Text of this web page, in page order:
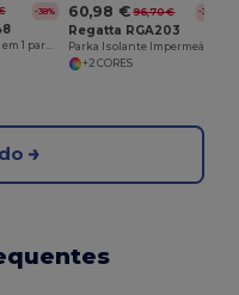
-38%
Parka respirável 3 em 1 para mulher
60,98 € 96,70 € -37%
Regatta RGA203
+2 CORES